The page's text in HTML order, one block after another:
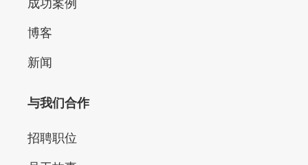
成功案例
博客
新闻
与我们合作
招聘职位